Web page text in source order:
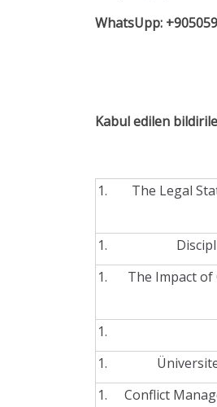
WhatsUpp:
Kabul edilen
The Legal
The Impact of
Conflict